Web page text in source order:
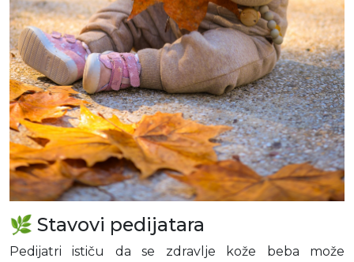
🌿 Stavovi pedijatara
Pedijatri ističu da se zdravlje kože beba može